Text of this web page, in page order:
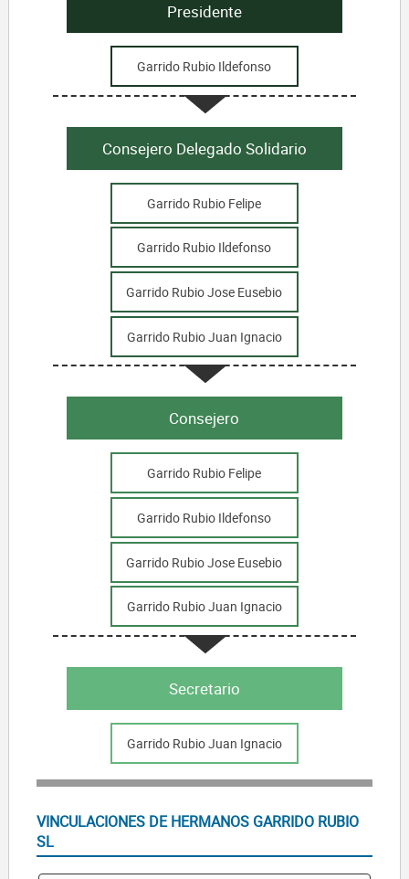
Presidente
Garrido Rubio Ildefonso
Consejero Delegado Solidario
Garrido Rubio Felipe
Garrido Rubio Ildefonso
Garrido Rubio Jose Eusebio
Garrido Rubio Juan Ignacio
Consejero
Garrido Rubio Felipe
Garrido Rubio Ildefonso
Garrido Rubio Jose Eusebio
Garrido Rubio Juan Ignacio
Secretario
Garrido Rubio Juan Ignacio
VINCULACIONES DE HERMANOS GARRIDO RUBIO
SL